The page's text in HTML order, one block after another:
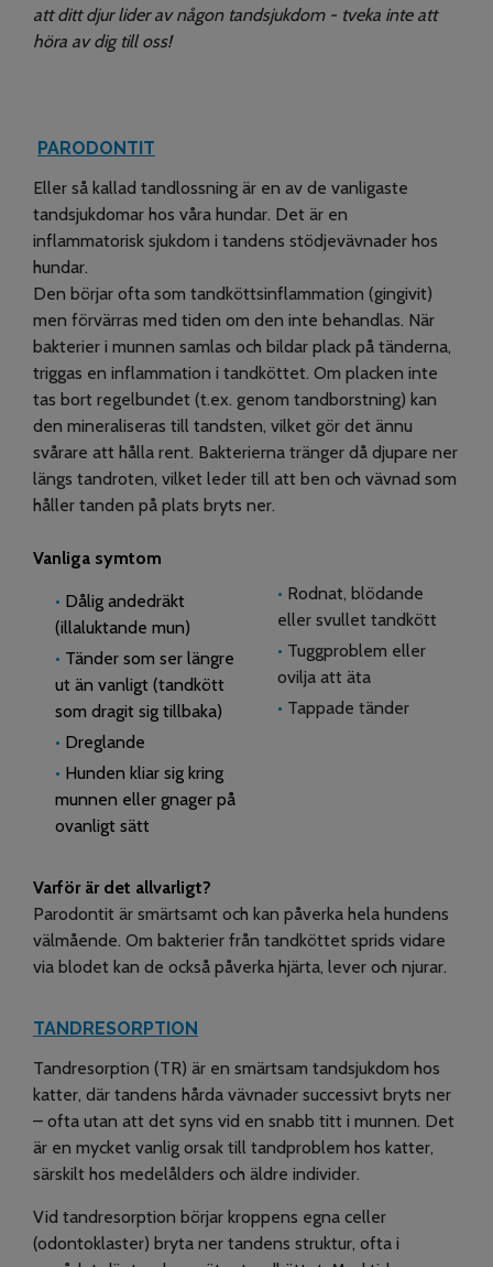
att ditt djur lider av någon tandsjukdom - tveka inte att
höra av dig till oss!
PARODONTIT
Eller så kallad tandlossning är en av de vanligaste
tandsjukdomar hos våra hundar. Det är en
inflammatorisk sjukdom i tandens stödjevävnader hos
hundar.
Den börjar ofta som tandköttsinflammation (gingivit)
men förvärras med tiden om den inte behandlas. När
bakterier i munnen samlas och bildar plack på tänderna,
triggas en inflammation i tandköttet. Om placken inte
tas bort regelbundet (t.ex. genom tandborstning) kan
den mineraliseras till tandsten, vilket gör det ännu
svårare att hålla rent. Bakterierna tränger då djupare ner
längs tandroten, vilket leder till att ben och vävnad som
håller tanden på plats bryts ner.
Vanliga symtom
• Dålig andedräkt
(illaluktande mun)
• Tänder som ser längre
ut än vanligt (tandkött
som dragit sig tillbaka)
• Dreglande
• Hunden kliar sig kring
munnen eller gnager på
ovanligt sätt
• Rodnat, blödande
eller svullet tandkött
• Tuggproblem eller
ovilja att äta
• Tappade tänder
Varför är det allvarligt?
Parodontit är smärtsamt och kan påverka hela hundens
välmående. Om bakterier från tandköttet sprids vidare
via blodet kan de också påverka hjärta, lever och njurar.
TANDRESORPTION
Tandresorption (TR) är en smärtsam tandsjukdom hos
katter, där tandens hårda vävnader successivt bryts ner
– ofta utan att det syns vid en snabb titt i munnen. Det
är en mycket vanlig orsak till tandproblem hos katter,
särskilt hos medelålders och äldre individer.
Vid tandresorption börjar kroppens egna celler
(odontoklaster) bryta ner tandens struktur, ofta i